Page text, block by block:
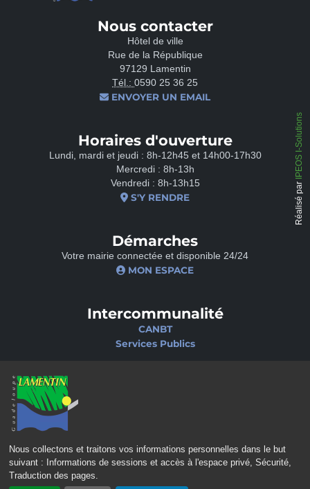
Nous collectons et traitons vos informations personnelles dans le but
suivant :
Informations de sessions et accès à l'espace privé, Sécurité,
Traduction des pages
Nous contacter
Hôtel de ville
Rue de la République
97129 Lamentin
Tél.: 0590 25 36 25
ENVOYER UN EMAIL
Horaires d'ouverture
Lundi, mardi et jeudi : 8h-12h45 et 14h00-17h30
Mercredi : 8h-13h
Vendredi : 8h-13h15
S'Y RENDRE
Démarches
Votre mairie connectée et disponible 24/24
MON ESPACE
Intercommunalité
CANBT
Services Publics
Ciné-Théâtre
Réalisé par
IPEOS I-Solutions